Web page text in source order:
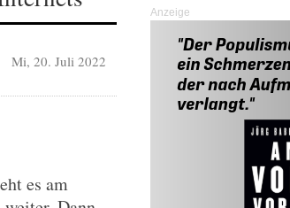
Mi, 20. Juli 2022
es am
Anzeige